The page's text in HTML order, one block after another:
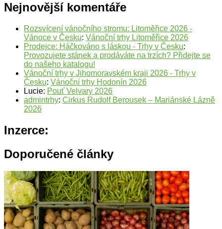
Nejnovější komentáře
Rozsvícení vánočního stromu: Litoměřice 2026 -
Vánoce v Česku: Vánoční trhy Litoměřice 2026
Prodejce: Háčkováno s láskou - Trhy v Česku:
Provozujete stánek a prodáváte na trzích? Přidejte se
do našeho katalogu!
Vánoční trhy v Jihomoravském kraji 2026 - Trhy v
Česku: Vánoční trhy Hodonín 2026
Lucie: Pouť Velvary 2026
admintrhy: Cirkus Rudolf Berousek – Mariánské Lázně
2026
Inzerce:
Doporučené články